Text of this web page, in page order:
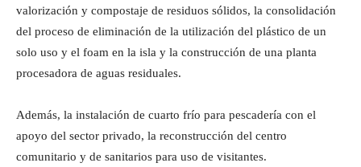
valorización y compostaje de residuos sólidos, la consolidación
del proceso de eliminación de la utilización del plástico de un
solo uso y el foam en la isla y la construcción de una planta
procesadora de aguas residuales.
Además, la instalación de cuarto frío para pescadería con el
apoyo del sector privado, la reconstrucción del centro
comunitario y de sanitarios para uso de visitantes.